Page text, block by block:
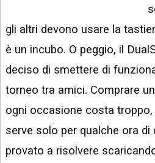
ARGOMENTI:
IPHONE
ANDROID
AI
APPS
NEWS
LINKEDIN
gli altri devono usare la
è un incubo. O peggio, il
deciso di smettere di
torneo tra amici. Comprare
ogni occasione costa
serve solo per qualche ora di
provato a risolvere